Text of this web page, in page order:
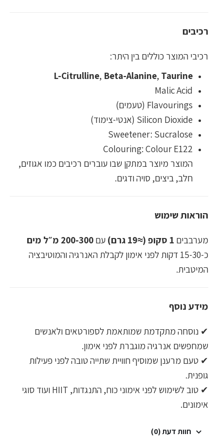
רכיבים
רכיבי המוצר כוללים בין היתר:
L-Citrulline, Beta-Alanine, Taurine
Malic Acid
Flavourings (טעמים)
Silicon Dioxide (אנטי-צימוד)
Sweetener: Sucralose
Colouring: Colour E122
המוצר מיוצר במתקן שבו עוברים רכיבים כמו אגוזים,
חלב, ביצים, סויה ודגים.
הוראות שימוש
מערבבים 1 סקופ (≈19 גרם) עם200-300 מ״ל מים
כ-15-30 דקות לפני אימון לקבלת האנרגיה והמוטיבציה
המיטבית.
מידע נוסף
✔ נוסחה מתקדמת שמותאמת לספורטאים ולאנשים
שמחפשים אנרגיה מוגברת לפני אימון.
✔ טעם מרענן שמוסיף חוויית שתייה טובה לפני פעילות
גופנית.
✔ טוב לשימוש לפני אימוני כוח, התנגדות, HIIT ועוד סוגי
אימונים.
חוות דעת (0)